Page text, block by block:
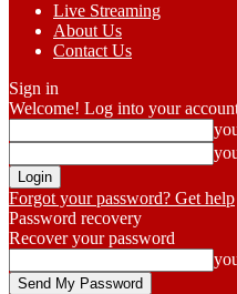
Live Streaming
About Us
Contact Us
Sign in
Welcome! Log into your
Forgot your password? Get help
Password recovery
Recover your password